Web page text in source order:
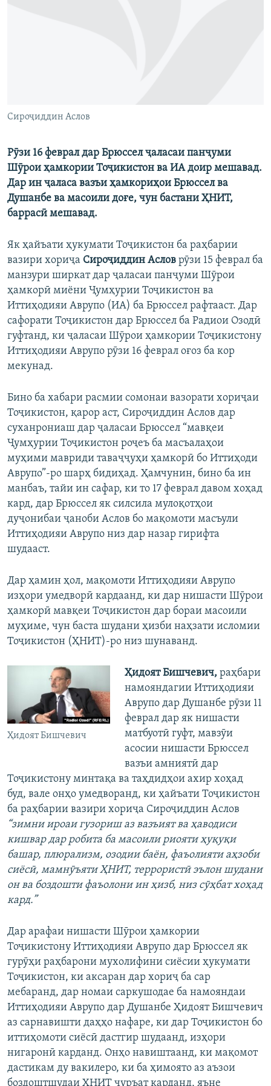
Сироҷиддин Аслов
Рӯзи 16 феврал дар Брюссел ҷаласаи панҷуми
Шӯрои ҳамкории Тоҷикистон ва ИА доир мешавад.
Дар ин ҷаласа вазъи ҳамкориҳои Брюссел ва
Душанбе ва масоили доғе, чун бастани ҲНИТ,
баррасӣ мешавад.
Як ҳайъати ҳукумати Тоҷикистон ба раҳбарии
вазири хориҷа Сироҷиддин Аслов рӯзи 15 феврал ба
манзури ширкат дар ҷаласаи панҷуми Шӯрои
ҳамкорӣ миёни Ҷумҳурии Тоҷикистон ва
Иттиҳодияи Аврупо (ИА) ба Брюссел рафтааст. Дар
сафорати Тоҷикистон дар Брюссел ба Радиои Озодӣ
гуфтанд, ки ҷаласаи Шӯрои ҳамкории Тоҷикистону
Иттиҳодияи Аврупо рӯзи 16 феврал оғоз ба кор
мекунад.
Бино ба хабари расмии сомонаи вазорати хориҷаи
Тоҷикистон, қарор аст, Сироҷиддин Аслов дар
суханрониаш дар ҷаласаи Брюссел “мавқеи
Ҷумҳурии Тоҷикистон роҷеъ ба масъалаҳои
муҳими мавриди таваҷҷуҳи ҳамкорӣ бо Иттиҳоди
Аврупо”-ро шарҳ бидиҳад. Ҳамчунин, бино ба ин
манбаъ, тайи ин сафар, ки то 17 феврал давом хоҳад
кард, дар Брюссел як силсила мулоқотҳои
дуҷонибаи ҷаноби Аслов бо мақомоти масъули
Иттиҳодияи Аврупо низ дар назар гирифта
шудааст.
Дар ҳамин ҳол, мақомоти Иттиҳодияи Аврупо
изҳори умедворӣ кардаанд, ки дар нишасти Шӯрои
ҳамкорӣ мавқеи Тоҷикистон дар бораи масоили
муҳиме, чун баста шудани ҳизби наҳзати исломии
Тоҷикистон (ҲНИТ)-ро низ шунаванд.
Ҳидоят Бишчевич
Ҳидоят Бишчевич, раҳбари
намояндагии Иттиҳодияи
Аврупо дар Душанбе рӯзи 11
феврал дар як нишасти
матбуотӣ гуфт, мавзӯи
асосии нишасти Брюссел
вазъи амниятӣ дар
Тоҷикистону минтақа ва таҳдидҳои ахир хоҳад
буд, вале онҳо умедворанд, ки ҳайъати Тоҷикистон
ба раҳбарии вазири хориҷа Сироҷиддин Аслов
“зимни ироаи гузориш аз вазъият ва ҳаводиси
кишвар дар робита ба масоили риояти ҳуқуқи
башар, плюрализм, озодии баён, фаъолияти аҳзоби
сиёсӣ, мамнӯъяти ҲНИТ, террористӣ эълон шудани
он ва боздошти фаъолони ин ҳизб, низ сӯҳбат хоҳад
кард.”
Дар арафаи нишасти Шӯрои ҳамкории
Тоҷикистону Иттиҳодияи Аврупо дар Брюссел як
гурӯҳи раҳбарони мухолифини сиёсии ҳукумати
Тоҷикистон, ки аксаран дар хориҷ ба сар
мебаранд, дар номаи саркушодае ба намояндаи
Иттиҳодияи Аврупо дар Душанбе Ҳидоят Бишчевич
аз сарнавишти даҳҳо нафаре, ки дар Тоҷикистон бо
иттиҳомоти сиёсӣ дастгир шудаанд, изҳори
нигаронӣ карданд. Онҳо навиштаанд, ки мақомот
дастикам ду вакилеро, ки ба ҳимоято аз аъзои
боздоштшудаи ҲНИТ ҷуръат карданд, яъне